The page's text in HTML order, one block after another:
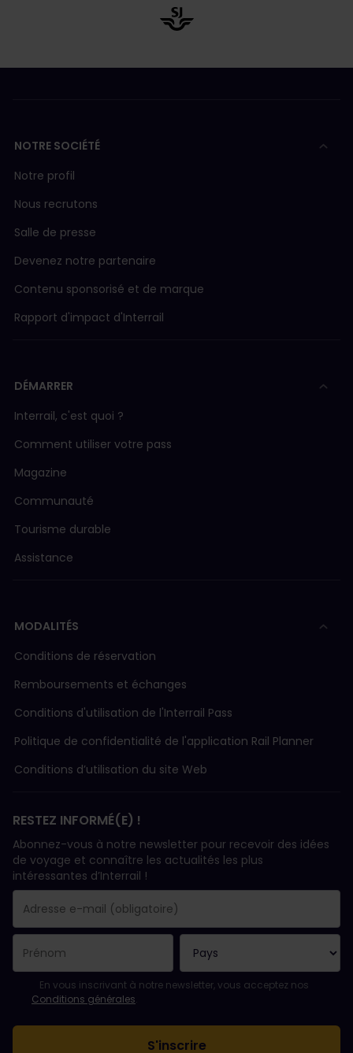
NOTRE SOCIÉTÉ
Notre profil
Nous recrutons
Salle de presse
Devenez notre partenaire
Contenu sponsorisé et de marque
Rapport d'impact d'Interrail
DÉMARRER
Interrail, c'est quoi ?
Comment utiliser votre pass
Magazine
Communauté
Tourisme durable
Assistance
MODALITÉS
Conditions de réservation
Remboursements et échanges
Conditions d'utilisation de l'Interrail Pass
Politique de confidentialité de l'application Rail Planner
Conditions d’utilisation du site Web
RESTEZ INFORMÉ(E) !
Abonnez-vous à notre newsletter pour recevoir des idées
de voyage et connaître les actualités les plus
intéressantes d’Interrail !
Votre abonnement a bien été pris en compte.
Le champ adresse e-mail est obligatoire.
L'adresse e-mail n'est pas valide !
L'inscription à la newsletter a échoué. Veuillez réessayer
Vous êtes déjà abonné(e) à cette newsletter.
Veuillez accepter les conditions générales pour vous inscrire à
En vous inscrivant à notre newsletter, vous acceptez nos
Conditions générales.